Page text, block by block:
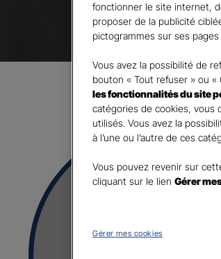
fonctionner le site internet,
proposer de la publicité
pictogrammes sur ses
Vous avez la possibilité de
bouton « Tout refuser » ou «
les fonctionnalités du site
catégories de cookies, vous
utilisés. Vous avez la
à l’une ou l’autre de ces
Vous pouvez revenir sur
cliquant sur le lien Gérer
Gérer mes cookies